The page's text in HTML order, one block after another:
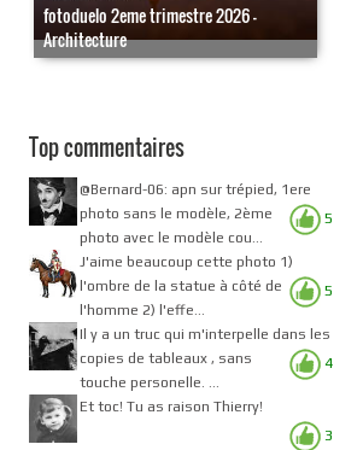
fotoduelo 2eme trimestre 2026 -
Architecture
Top commentaires
5
@Bernard-06: apn sur trépied, 1ere
photo sans le modèle, 2ème
photo avec le modèle cou...
5
J'aime beaucoup cette photo 1)
l'ombre de la statue à côté de
l'homme 2) l'effe...
4
Il y a un truc qui m'interpelle dans les
copies de tableaux , sans
touche personelle. ...
3
Et toc! Tu as raison Thierry!